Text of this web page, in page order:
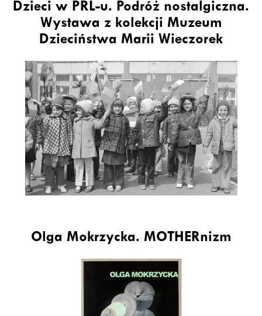
Dzieci w PRL-u. Podróż nostalgiczna.
Wystawa z kolekcji Muzeum
Dzieciństwa Marii Wieczorek
Olga Mokrzycka. MOTHERnizm